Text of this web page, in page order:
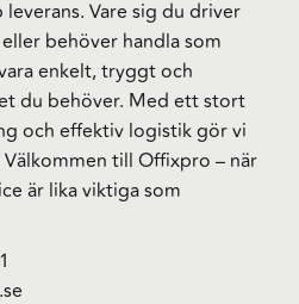
Vare sig du driver
behöver handla som
enkelt, tryggt och
du behöver. Med ett stort
och effektiv logistik gör vi
till Offixpro – när
är lika viktiga som